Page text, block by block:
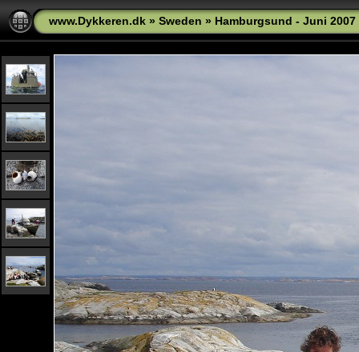
www.Dykkeren.dk » Sweden » Hamburgsund - Juni 2007